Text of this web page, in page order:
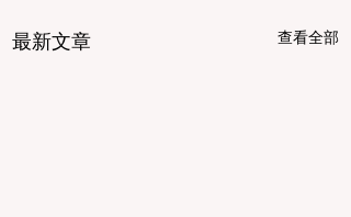
最新文章 查看全部